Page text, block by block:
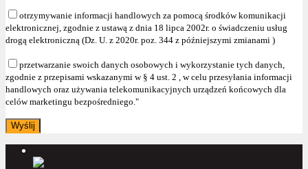
otrzymywanie informacji handlowych za pomocą środków komunikacji
elektronicznej, zgodnie z ustawą z dnia 18 lipca 2002r. o świadczeniu usług
drogą elektroniczną (Dz. U. z 2020r. poz. 344 z późniejszymi zmianami )
przetwarzanie swoich danych osobowych i wykorzystanie tych danych,
zgodnie z przepisami wskazanymi w § 4 ust. 2 , w celu przesyłania informacji
handlowych oraz używania telekomunikacyjnych urządzeń końcowych dla
celów marketingu bezpośredniego."